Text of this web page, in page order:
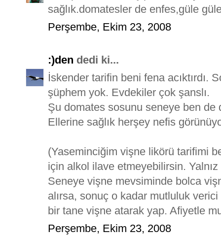
sağlık.domatesler de enfes,güle
Perşembe, Ekim 23, 2008
:)den dedi ki...
İskender tarifin beni fena acıktırdı.
şüphem yok. Evdekiler çok şanslı.
Şu domates sosunu seneye ben de
Ellerine sağlık herşey nefis
(Yaseminciğim vişne likörü tarifimi
için alkol ilave etmeyebilirsin.
Seneye vişne mevsiminde bolca
alırsa, sonuç o kadar mutluluk
bir tane vişne atarak yap. Afiyetle
Perşembe, Ekim 23, 2008